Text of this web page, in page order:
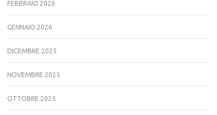
FEBBRAIO 2026
GENNAIO 2026
DICEMBRE 2025
NOVEMBRE 2025
OTTOBRE 2025